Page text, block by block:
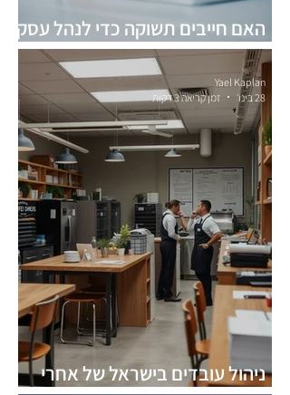
האם חייבים תשוקה כדי לנהל עסק
מוצלח?
ניהול עובדים בישראל של אחרי
Yael Kaplan
28 בינו׳
זמן קריאה 3 דקות